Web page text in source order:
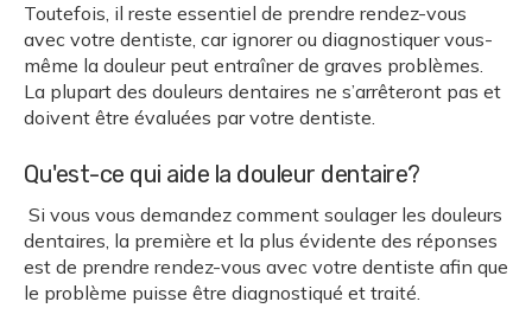
Toutefois, il reste essentiel de prendre rendez-vous
avec votre dentiste, car ignorer ou diagnostiquer vous-
même la douleur peut entraîner de graves problèmes.
La plupart des douleurs dentaires ne s’arrêteront pas et
doivent être évaluées par votre dentiste.
Qu'est-ce qui aide la douleur dentaire?
Si vous vous demandez comment soulager les douleurs
dentaires, la première et la plus évidente des réponses
est de prendre rendez-vous avec votre dentiste afin que
le problème puisse être diagnostiqué et traité.